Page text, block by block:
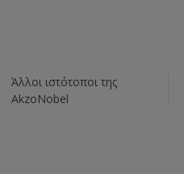
Άλλοι ιστότοποι της
AkzoNobel